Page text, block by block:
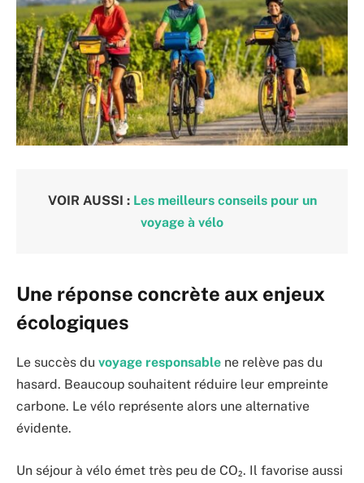
VOIR AUSSI : Les meilleurs conseils pour un
voyage à vélo
Une réponse concrète aux enjeux
écologiques
Le succès du voyage responsable ne relève pas du
hasard. Beaucoup souhaitent réduire leur empreinte
carbone. Le vélo représente alors une alternative
évidente.
Un séjour à vélo émet très peu de CO₂. Il favorise aussi